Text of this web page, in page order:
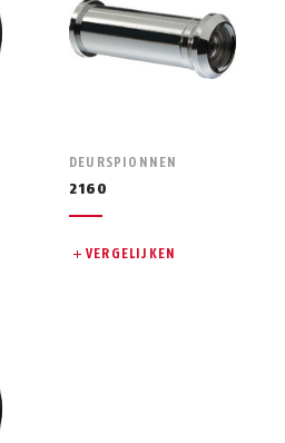
DEURSPIONNEN
2160
VERGELIJKEN